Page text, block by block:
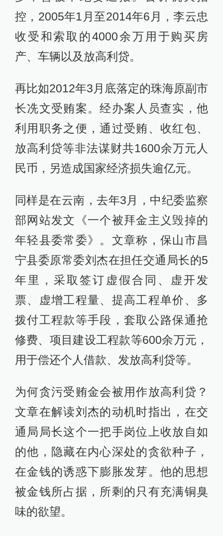
控，2005年1月至2014年6月，李云忠
收受和索取的4000余万用于购买房
产、车辆以及放高利贷。
再比如2012年3月底落定的珠海原副市
长冼文受贿案。经办案人员查实，他
利用职务之便，通过受贿、收红包、
放高利贷等非法谋财共1600余万元人
民币，另造成国家经济损失逾亿元。
同样是在云南，去年3月，中纪委监察
部网站发文《一个被拜金主义毁掉的
年轻县委常委》。文章称，保山市昌
宁县委原常委刘杰在担任交通局长的5
年里，采取签订虚假合同、虚开发
票、虚增工程量、提高工程单价、多
拨付工程款等手段，套取公路保通抢
修费、项目建设工程款等600余万元，
用于偿还个人借款、发放高利贷等。
为何贪污受贿金会被用作放高利贷？
文章在解读刘杰的动机时指出，在交
通局局长这个一把手岗位上收放自如
的他，隐藏在内心深处的贪欲种子，
在金钱的诱惑下膨胀发芽。他的思想
被金钱所占据，所剩的只有充满铜臭
味的欲望。